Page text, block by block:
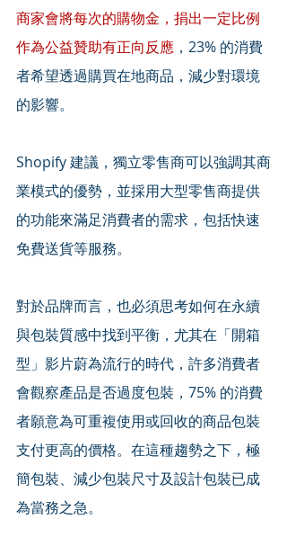
商家會將每次的購物金，捐出一定比例
作為公益贊助有正向反應 ，23% 的消費
者希望透過購買在地商品，減少對環境
的影響。
Shopify 建議，獨立零售商可以強調其商
業模式的優勢，並採用大型零售商提供
的功能來滿足消費者的需求，包括快速
免費送貨等服務。
對於品牌而言，也必須思考如何在永續
與包裝質感中找到平衡，尤其在「開箱
型」影片蔚為流行的時代，許多消費者
會觀察產品是否過度包裝，75% 的消費
者願意為可重複使用或回收的商品包裝
支付更高的價格。在這種趨勢之下，極
簡包裝、減少包裝尺寸及設計包裝已成
為當務之急。